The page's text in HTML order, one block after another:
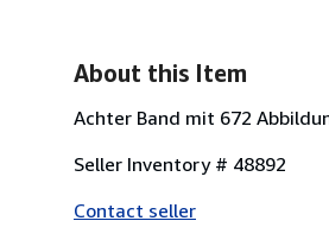
About this Item
Achter Band mit 672
Seller Inventory # 48892
Contact seller